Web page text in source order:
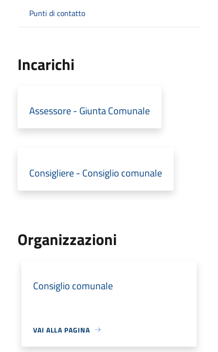
Punti di contatto
Incarichi
Assessore - Giunta Comunale
Consigliere - Consiglio comunale
Organizzazioni
Consiglio comunale
VAI ALLA PAGINA